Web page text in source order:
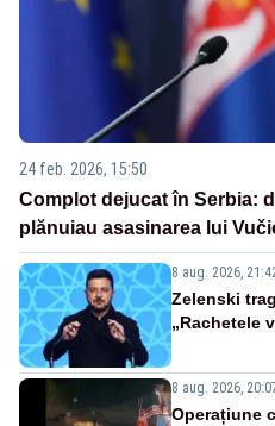
24 feb. 2026, 15:50
Complot dejucat în Serbia:
plănuiau asasinarea lui
8 aug. 2026,
Zelenski
„Rachetele
8 aug. 2026,
Operațiune